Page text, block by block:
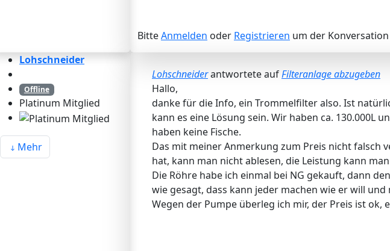
BitteAnmelden oder Registrieren um der
Lohschneider
Offline
Platinum Mitglied
Mehr
Lohschneiderantwortete aufFilteranlage abzugeben
Hallo,
danke für die Info, ein Trommelfilter also. Ist
kann es eine Lösung sein. Wir haben ca. 130.000L
haben keine Fische.
Das mit meiner Anmerkung zum Preis nicht falsch
hat, kann man nicht ablesen, die Leistung kann
Die Röhre habe ich einmal bei NG gekauft, dann
wie gesagt, dass kann jeder machen wie er will
Wegen der Pumpe überleg ich mir, der Preis ist ok,